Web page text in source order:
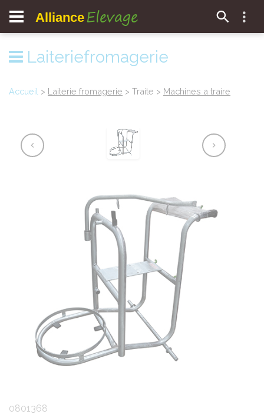
Alliance Elevage
Laiteriefromagerie
Accueil > Laiterie fromagerie > Traite > Machines a traire
0801368